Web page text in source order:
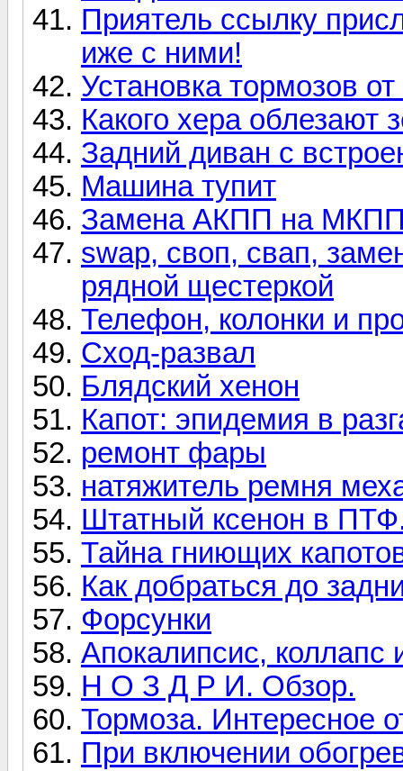
Приятель ссылку
иже с ними!
Установка тормозов
Какого хера облезают
Задний диван с
Машина тупит
Замена АКПП на
swap, своп, свап,
рядной щестеркой
Телефон, колонки и
Сход-развал
Блядский хенон
Капот: эпидемия в
ремонт фары
натяжитель ремня
Штатный ксенон в
Тайна гниющих
Как добраться до
Форсунки
Апокалипсис, коллапс
Н О З Д Р И. Обзор.
Тормоза. Интересное
При включении